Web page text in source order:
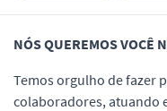
NÓS QUEREMOS VOCÊ
Temos orgulho de fazer
colaboradores, atuando